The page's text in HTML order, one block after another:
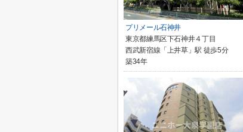
プリメール石神井
東京都練馬区下石神井４丁目
西武新宿線「上井草」駅 徒歩5分
築34年